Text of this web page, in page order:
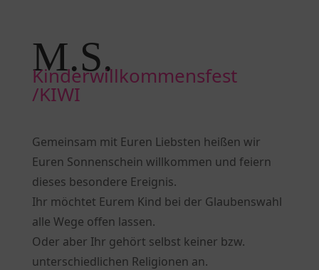
M.S.
Kinderwillkommensfest
/KIWI
Gemeinsam mit Euren Liebsten heißen wir
Euren Sonnenschein willkommen und feiern
dieses besondere Ereignis.
Ihr möchtet Eurem Kind bei der Glaubenswahl
alle Wege offen lassen.
Oder aber Ihr gehört selbst keiner bzw.
unterschiedlichen Religionen an.